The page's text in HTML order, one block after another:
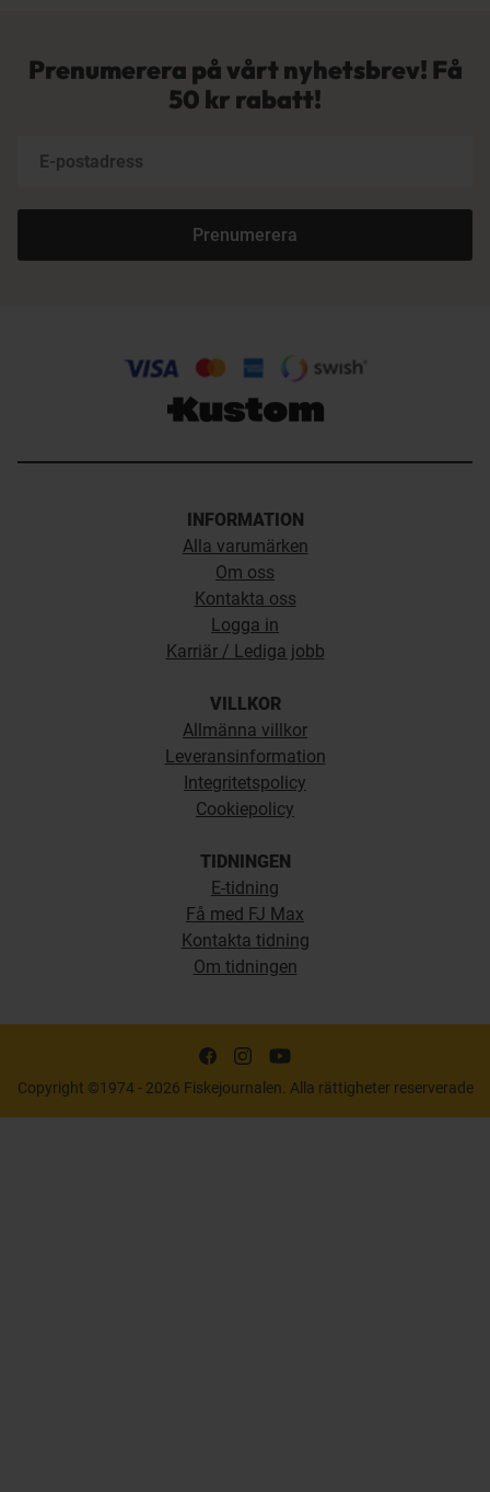
Prenumerera på vårt nyhetsbrev! Få
50 kr rabatt!
Prenumerera
INFORMATION
Alla varumärken
Om oss
Kontakta oss
Logga in
Karriär / Lediga jobb
VILLKOR
Allmänna villkor
Leveransinformation
Integritetspolicy
Cookiepolicy
TIDNINGEN
E-tidning
Få med FJ Max
Kontakta tidning
Om tidningen
Copyright ©1974 - 2026 Fiskejournalen. Alla rättigheter reserverade